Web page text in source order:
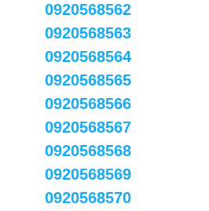
0920568562
0920568563
0920568564
0920568565
0920568566
0920568567
0920568568
0920568569
0920568570